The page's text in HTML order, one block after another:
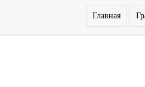
Главная